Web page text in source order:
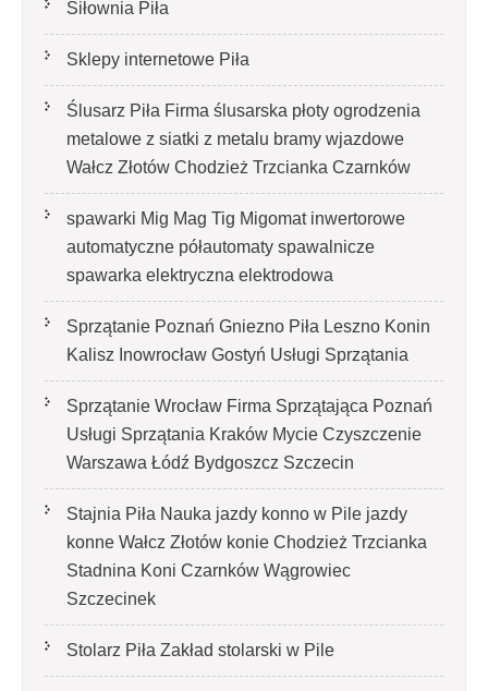
Siłownia Piła
Sklepy internetowe Piła
Ślusarz Piła Firma ślusarska płoty ogrodzenia
metalowe z siatki z metalu bramy wjazdowe
Wałcz Złotów Chodzież Trzcianka Czarnków
spawarki Mig Mag Tig Migomat inwertorowe
automatyczne półautomaty spawalnicze
spawarka elektryczna elektrodowa
Sprzątanie Poznań Gniezno Piła Leszno Konin
Kalisz Inowrocław Gostyń Usługi Sprzątania
Sprzątanie Wrocław Firma Sprzątająca Poznań
Usługi Sprzątania Kraków Mycie Czyszczenie
Warszawa Łódź Bydgoszcz Szczecin
Stajnia Piła Nauka jazdy konno w Pile jazdy
konne Wałcz Złotów konie Chodzież Trzcianka
Stadnina Koni Czarnków Wągrowiec
Szczecinek
Stolarz Piła Zakład stolarski w Pile